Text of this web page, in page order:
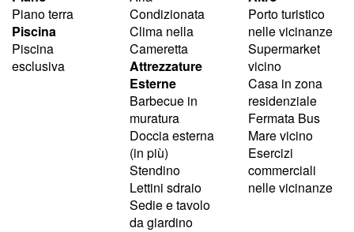
Piano terra
Piscina
Piscina
esclusiva
Condizionata
Clima nella
Cameretta
Attrezzature
Esterne
Barbecue in
muratura
Doccia esterna
(in più)
Stendino
Lettini sdraio
Sedie e tavolo
da giardino
Porto turistico
nelle vicinanze
Supermarket
vicino
Casa in zona
residenziale
Fermata Bus
Mare vicino
Esercizi
commerciali
nelle vicinanze